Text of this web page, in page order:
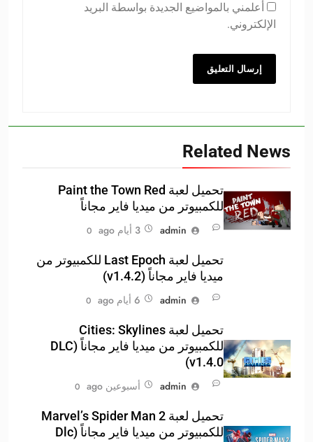
أعلمني بالمواضيع الجديدة بواسطة البريد
الإلكتروني.
Related News
تحميل لعبة Paint the Town Red
للكمبيوتر من ميديا فاير مجاناً
admin
3 أيام ago 0
تحميل لعبة Last Epoch للكمبيوتر من
ميديا فاير مجاناً (v1.4.2)
admin
6 أيام ago 0
تحميل لعبة Cities: Skylines
للكمبيوتر من ميديا فاير مجاناً (DLC
v1.4.0)
admin
أسبوعين ago 0
تحميل لعبة Marvel’s Spider Man 2
للكمبيوتر من ميديا فاير مجاناً (Dlc